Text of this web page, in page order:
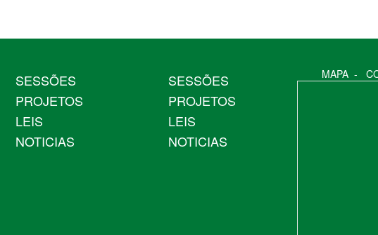
SESSÕES
PROJETOS
LEIS
NOTICIAS
SESSÕES
PROJETOS
LEIS
NOTICIAS
MAPA-